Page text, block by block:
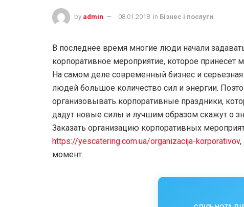
by admin 08.01.2018 in Бізнес і послуги
В последнее время многие люди начали
корпоративное мероприятие, которое
На самом деле современный бизнес и
людей большое количество сил и энергии.
организовывать корпоративные праздники,
дадут новые силы и лучшим образом скажут о
Заказать организацию корпоративных
https://yescatering.com.ua/organizacija-korporativov,
момент.